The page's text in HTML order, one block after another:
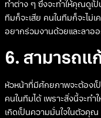
ทำต่าง ๆ ซึ่งจะทำให้คุณดูเ
ทีมก็จะเสีย คนในทีมก็จะไม่
อยากร่วมงานด้วยและลาอ
6. สามารถแ
หัวหน้าที่มีศักยภาพจะต้องเ
คนในทีมได้ เพราะสิ่งนี้จะท
เกิดเป็นความมั่นใจในตัวคุ